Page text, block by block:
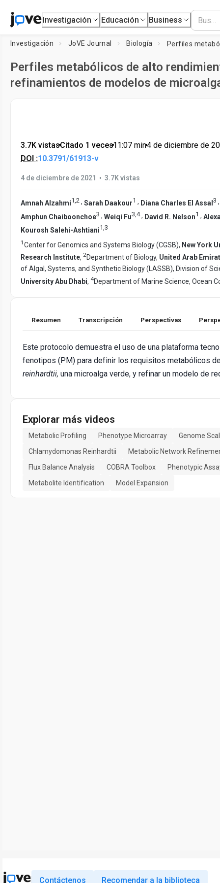
Investigación Educación Business
Investigación JoVE Journal Biología
Perfiles metabólicos de alto
refinamientos de modelos de
3.7K vistas•Citado 1 veces•11:07 min•4 de diciembre de
DOI :10.3791/61913-v
4 de diciembre de 2021 • 3.7K vistas
Amnah Alzahmi1,2 , Sarah Daakour1 , Diana Charles El Assal 3
Amphun Chaiboonchoe3 , Weiqi Fu3 4, David R. Nelson1 ,
Kourosh Salehi-Ashtiani1,3
1 Center for Genomics and Systems Biology (CGSB), New York
Research Institute, 2Department of Biology, United Arab
of Algal, Systems, and Synthetic Biology (LASSB), Division of
University Abu Dhabi, 4Department of Marine Science, Ocean
Resumen Transcripción Perspectivas
Este protocolo demuestra el uso de una plataforma
fenotipos (PM) para definir los requisitos metabólicos
reinhardtii, una microalga verde, y refinar un modelo de
Explorar más videos
Metabolic Profiling Phenotype Microarray
Genome
Chlamydomonas Reinhardtii
Metabolic Network
Flux Balance Analysis
COBRA Toolbox
Phenotypic
Metabolite Identification
Model Expansion
Contáctenos Recomendar a la biblioteca